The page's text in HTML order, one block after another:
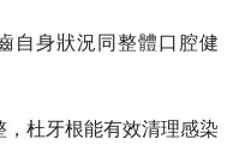
自身狀況同整體口腔健
杜牙根能有效清理感染